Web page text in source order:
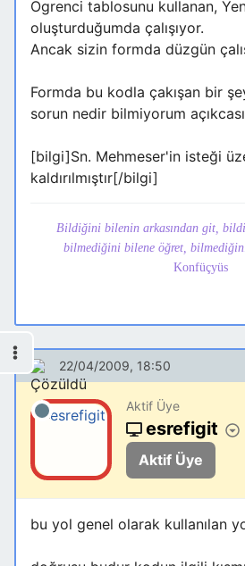
Ogrenci tablosunu kullanan,
oluşturduğumda çalışıyor.
Ancak sizin formda düzgün
Formda bu kodla çakışan bir
sorun nedir bilmiyorum
[bilgi]Sn. Mehmeser'in isteği
kaldırılmıştır[/bilgi]
Bildiğini bilenin arkasından git,
bilmediğini bilene öğret,
Konfüçyüs
22/04/2009, 18:50
Aktif Üye
esrefigit
Aktif Üye
bu yol genel olarak kullanılan